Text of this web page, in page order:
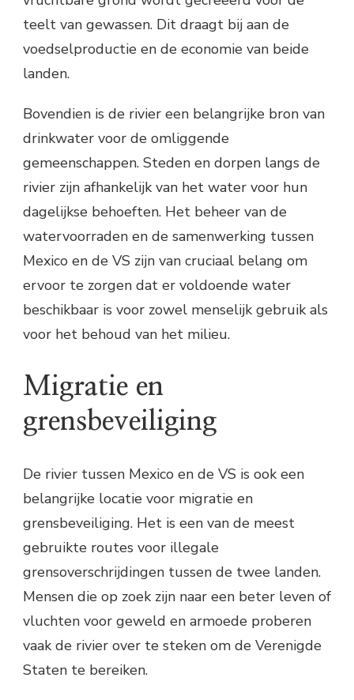
teelt van gewassen. Dit draagt bij aan de
voedselproductie en de economie van beide
landen.
Bovendien is de rivier een belangrijke bron van
drinkwater voor de omliggende
gemeenschappen. Steden en dorpen langs de
rivier zijn afhankelijk van het water voor hun
dagelijkse behoeften. Het beheer van de
watervoorraden en de samenwerking tussen
Mexico en de VS zijn van cruciaal belang om
ervoor te zorgen dat er voldoende water
beschikbaar is voor zowel menselijk gebruik als
voor het behoud van het milieu.
Migratie en
grensbeveiliging
De rivier tussen Mexico en de VS is ook een
belangrijke locatie voor migratie en
grensbeveiliging. Het is een van de meest
gebruikte routes voor illegale
grensoverschrijdingen tussen de twee landen.
Mensen die op zoek zijn naar een beter leven of
vluchten voor geweld en armoede proberen
vaak de rivier over te steken om de Verenigde
Staten te bereiken.